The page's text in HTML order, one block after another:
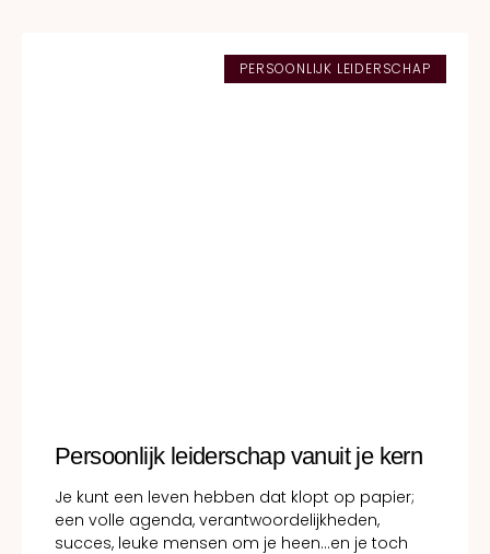
PERSOONLIJK LEIDERSCHAP
Persoonlijk leiderschap vanuit je kern
Je kunt een leven hebben dat klopt op papier;
een volle agenda, verantwoordelijkheden,
succes, leuke mensen om je heen…en je toch